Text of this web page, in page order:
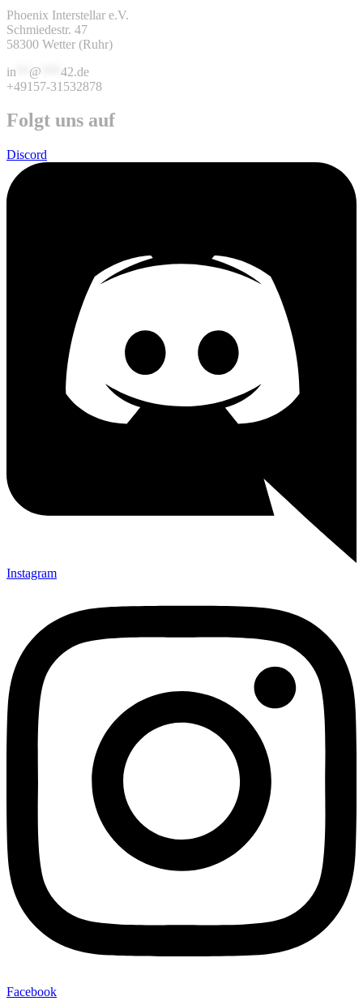
Phoenix Interstellar e.V.
Schmiedestr. 47
58300 Wetter (Ruhr)
in
@
42.de
+49157-31532878
Folgt uns auf
Discord
Instagram
Facebook